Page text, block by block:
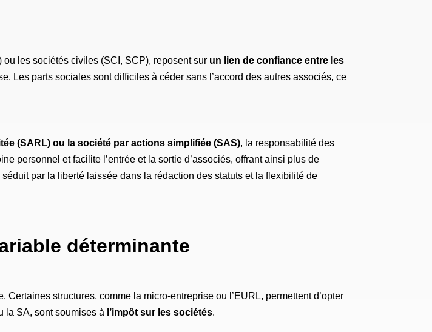
les sociétés civiles (SCI, SCP), reposent sur un lien de confiance entre les
Les parts sociales sont difficiles à céder sans l’accord des autres associés, ce
(SARL) ou la société par actions simplifiée (SAS), la responsabilité des
personnel et facilite l’entrée et la sortie d’associés, offrant ainsi plus de
par la liberté laissée dans la rédaction des statuts et la flexibilité de
déterminante
structures, comme la micro-entreprise ou l’EURL, permettent d’opter
la SA, sont soumises à l’impôt sur les sociétés.